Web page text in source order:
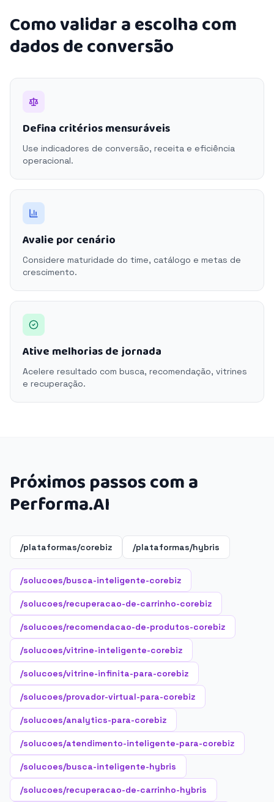
Como validar a escolha com
dados de conversão
Defina critérios mensuráveis
Use indicadores de conversão, receita e eficiência
operacional.
Avalie por cenário
Considere maturidade do time, catálogo e metas de
crescimento.
Ative melhorias de jornada
Acelere resultado com busca, recomendação, vitrines
e recuperação.
Próximos passos com a
Performa.AI
/plataformas/corebiz /plataformas/hybris
/solucoes/busca-inteligente-corebiz
/solucoes/recuperacao-de-carrinho-corebiz
/solucoes/recomendacao-de-produtos-corebiz
/solucoes/vitrine-inteligente-corebiz
/solucoes/vitrine-infinita-para-corebiz
/solucoes/provador-virtual-para-corebiz
/solucoes/analytics-para-corebiz
/solucoes/atendimento-inteligente-para-corebiz
/solucoes/busca-inteligente-hybris
/solucoes/recuperacao-de-carrinho-hybris